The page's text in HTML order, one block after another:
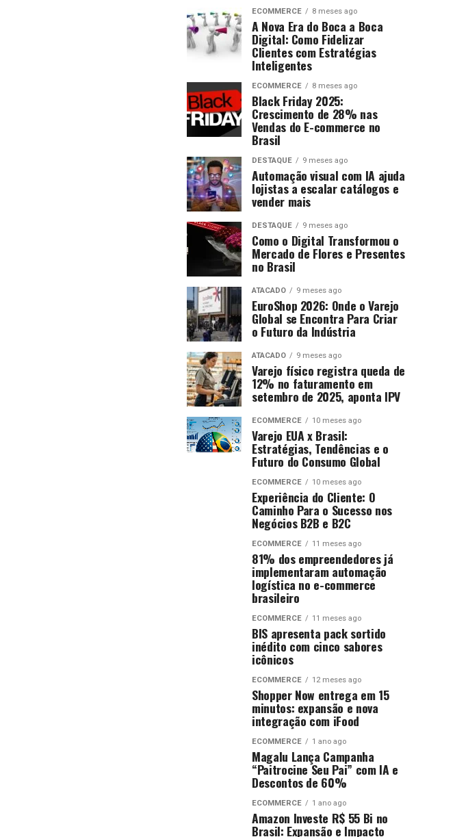
ECOMMERCE 8 meses ago
A Nova Era do Boca a Boca
Digital: Como Fidelizar
Clientes com Estratégias
Inteligentes
ECOMMERCE 8 meses ago
Black Friday 2025:
Crescimento de 28% nas
Vendas do E-commerce no
Brasil
DESTAQUE 9 meses ago
Automação visual com IA ajuda
lojistas a escalar catálogos e
vender mais
DESTAQUE 9 meses ago
Como o Digital Transformou o
Mercado de Flores e Presentes
no Brasil
ATACADO 9 meses ago
EuroShop 2026: Onde o Varejo
Global se Encontra Para Criar
o Futuro da Indústria
ATACADO 9 meses ago
Varejo físico registra queda de
12% no faturamento em
setembro de 2025, aponta IPV
ECOMMERCE 10 meses ago
Varejo EUA x Brasil:
Estratégias, Tendências e o
Futuro do Consumo Global
ECOMMERCE 10 meses ago
Experiência do Cliente: O
Caminho Para o Sucesso nos
Negócios B2B e B2C
ECOMMERCE 11 meses ago
81% dos empreendedores já
implementaram automação
logística no e-commerce
brasileiro
ECOMMERCE 11 meses ago
BIS apresenta pack sortido
inédito com cinco sabores
icônicos
ECOMMERCE 12 meses ago
Shopper Now entrega em 15
minutos: expansão e nova
integração com iFood
ECOMMERCE 1 ano ago
Magalu Lança Campanha
“Paitrocine Seu Pai” com IA e
Descontos de 60%
ECOMMERCE 1 ano ago
Amazon Investe R$ 55 Bi no
Brasil: Expansão e Impacto